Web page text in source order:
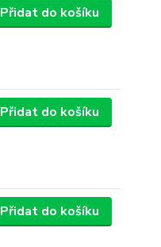
Přidat do košíku
Přidat do košíku
Přidat do košíku